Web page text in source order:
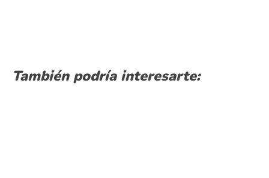
También podría interesarte: